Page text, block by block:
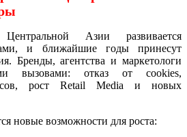
Азии развивается
и ближайшие годы принесут
Бренды, агентства и маркетологи
вызовами: отказ от cookies,
рост Retail Media и новых
новые возможности для роста: